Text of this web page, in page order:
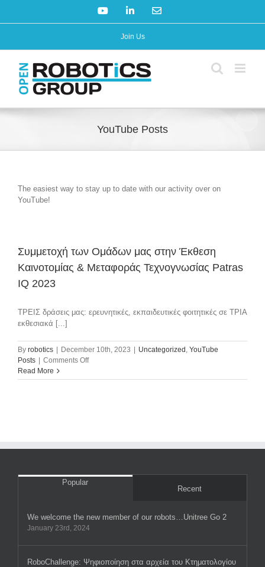
YouTubeLinkedInEmail
Join Us
YouTube Posts
The easiest way to stay up to date with our activity over on
YouTube!
Συμμετοχή των Ομάδων μας στην Έκθεση
Καινοτομίας & Μεταφοράς Τεχνογνωσίας Patras
IQ 2023
ΤΡΕΙΣ δράσεις μας: ερευνητικές, εκπαιδευτικές φοιτητικές σε ΤΡΙΑ
εκθεσιακά [...]
By robotics December 10th, 2023 Uncategorized , YouTube
Posts
Comments Offon
των
Patras
Read More
Popular
Recent
We welcome the new member of our robots…Unitree Go 2
January 23rd, 2024
RobοChallenge: Ψηφιοποίηση στα αρχεία του Κτηματολογίου